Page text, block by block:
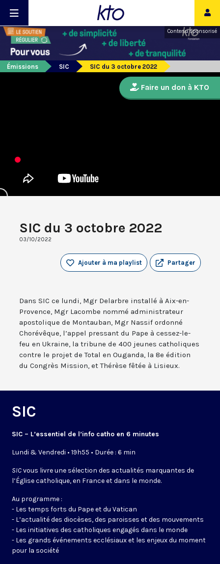
Contenu sponsorisé
Émissions SIC SIC du 3 octobre 2022
SIC du 3 octobre 2022
03/10/2022
Partager
Ajouter à ma playlist
Dans SIC ce lundi, Mgr Delarbre installé à Aix-en-
Provence, Mgr Lacombe nommé administrateur
apostolique de Montauban, Mgr Nassif ordonné
Chorévêque, l’appel pressant du Pape à cessez-le-
feu en Ukraine, la tribune de 400 jeunes catholiques
contre le projet de Total en Ouganda, la 8e édition
du Congrès Mission, et Thérèse fêtée à Lisieux.
SIC
SIC – L’essentiel de l’info catho en 6 minutes
Lundi & Vendredi • 19h55 • Durée : 6 min
SICvous livre une sélection des actualités marquantes de
l’Église catholique, en France et dans le monde.
Au programme :
- Les temps forts du Pape et du Vatican
- L’actualité des diocèses, des paroisses et des mouvements
- Les initiatives des catholiques engagés dans le monde
- Les grands événements ecclésiaux et les enjeux du moment
pour la société
Faire un don à KTO